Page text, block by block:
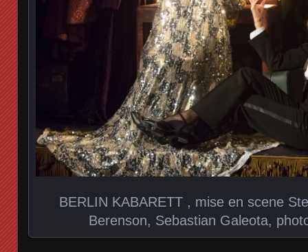
BERLIN KABARETT , mise en scene
Berenson, Sebastian Galeota,